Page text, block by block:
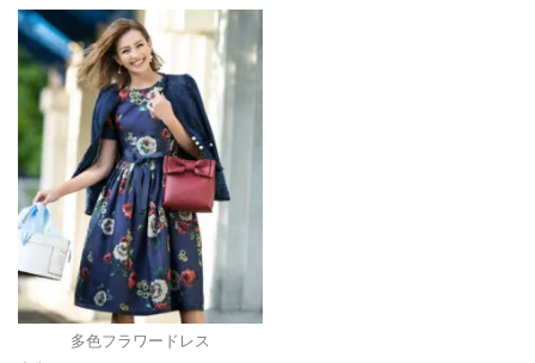
多色フラワードレス